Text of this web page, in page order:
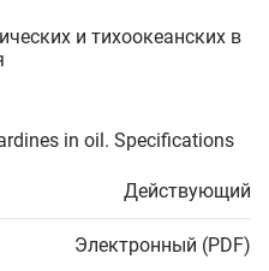
и тихоокеанских в
in oil. Specifications
Действующий
Электронный (PDF)